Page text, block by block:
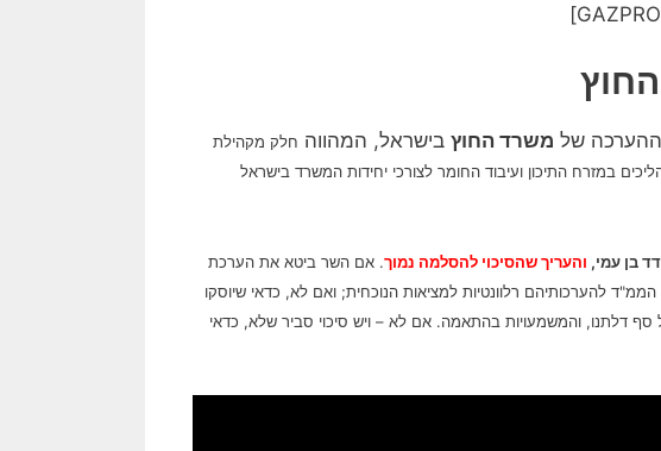
של משרד החוץ בישראל, המהווה חלק מקהילת
במזרח התיכון ועיבוד החומר לצורכי יחידות המשרד בישראל
בן עמי, והעריך שהסיכוי להסלמה נמוך. אם השר ביטא את הערכת
להערכותיהם רלוונטיות למציאות הנוכחית; ואם לא, כדאי שיוסקו
דלתנו, והמשמעויות בהתאמה. אם לא – ויש סיכוי סביר שלא, כדאי